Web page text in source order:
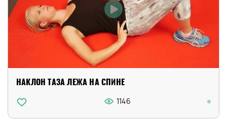
НАКЛОН ТАЗА ЛЕЖА НА СПИНЕ
1146